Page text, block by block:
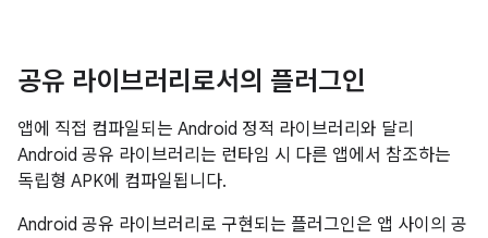
공유 라이브러리로서의 플러그인
앱에 직접 컴파일되는 Android 정적 라이브러리와 달리
Android 공유 라이브러리는 런타임 시 다른 앱에서 참조하는
독립형 APK에 컴파일됩니다.
Android 공유 라이브러리로 구현되는 플러그인은 앱 사이의 공